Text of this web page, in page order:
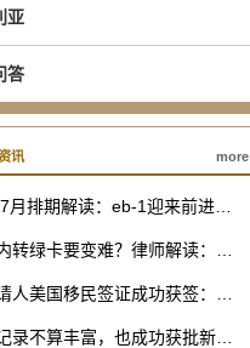
亚
答
讯 more
月排期解读：eb-1迎来前进…
转绿卡要变难？律师解读：…
人美国移民签证成功获签：…
录不算丰富，也成功获批新…